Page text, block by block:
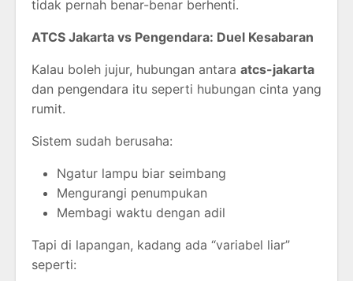
tidak pernah benar-benar berhenti.
ATCS Jakarta vs Pengendara: Duel Kesabaran
Kalau boleh jujur, hubungan antara atcs-jakarta
dan pengendara itu seperti hubungan cinta yang
rumit.
Sistem sudah berusaha:
Ngatur lampu biar seimbang
Mengurangi penumpukan
Membagi waktu dengan adil
Tapi di lapangan, kadang ada “variabel liar”
seperti: